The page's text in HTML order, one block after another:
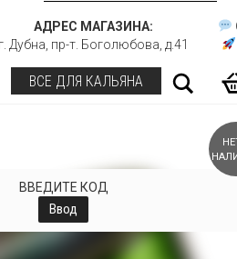
АДРЕС МАГАЗИНА:
г. Дубна, пр-т. Боголюбова, д.41
ВСЕ ДЛЯ КАЛЬЯНА Поиск
ВВЕДИТЕ КОД
Ввод